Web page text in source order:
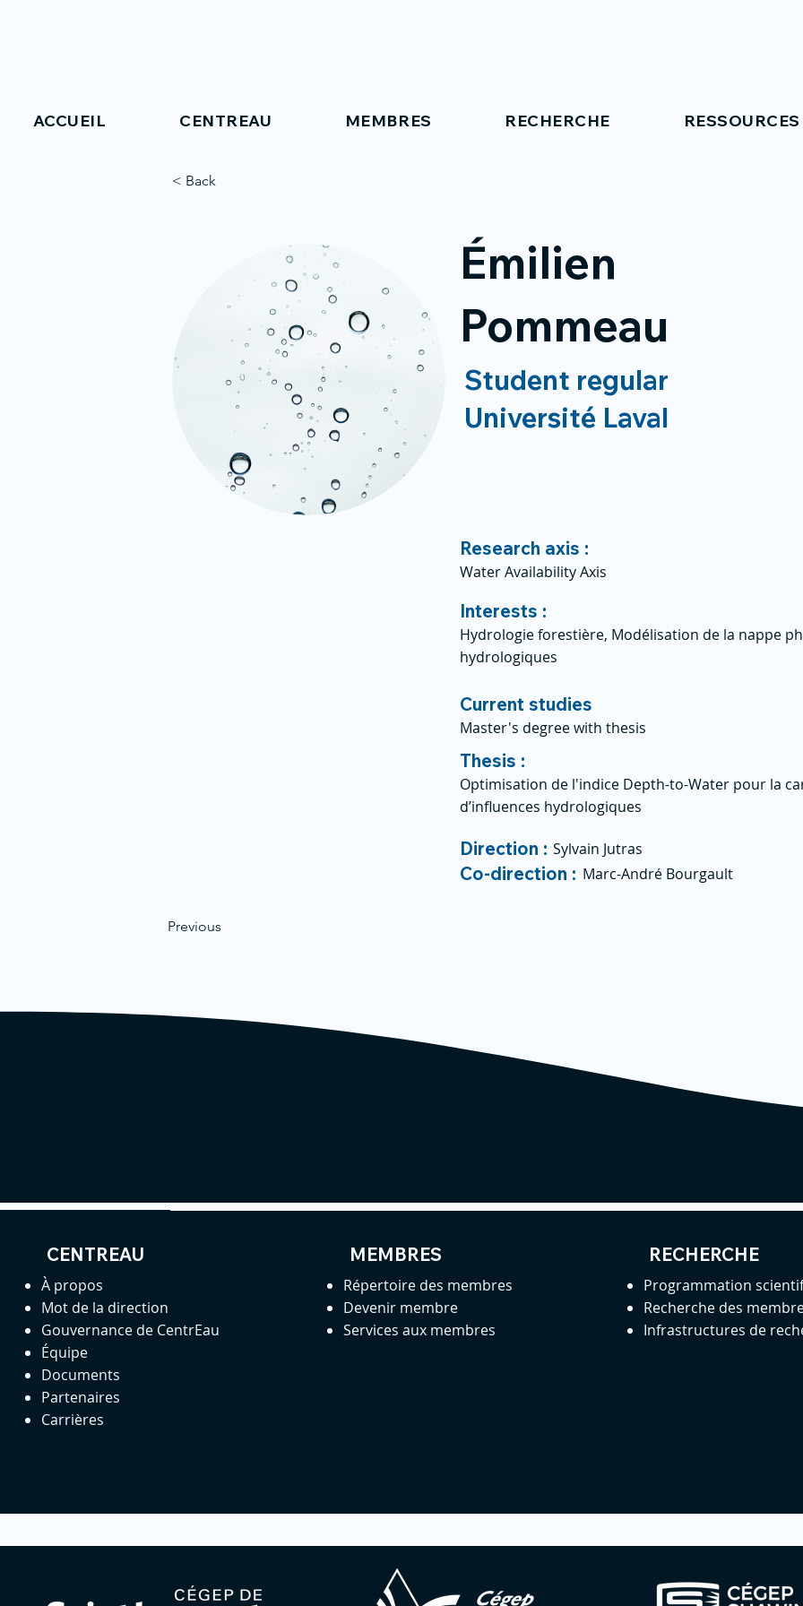
ACCUEIL CENTREAU MEMBRES RECHERCHE RESSOURCES
< Back
Émilien
Pommeau
Student regular
Université Laval
Research axis :
Water Availability Axis
Interests :
Hydrologie forestière, Modélisation de la nappe
hydrologiques
Current studies
Master's degree with thesis
Thesis :
Optimisation de l'indice Depth-to-Water pour la
d’influences hydrologiques
Previous
Direction : Sylvain Jutras
Co-direction : Marc-André Bourgault
CENTREAU
À propos
Mot de la direction
Gouvernance de CentrEau
Équipe
Documents
Partenaires
Carrières
MEMBRES
Répertoire des membres
Devenir membre
Services aux membres
RECHERCHE
Programmation
Recherche des
Infrastructures de